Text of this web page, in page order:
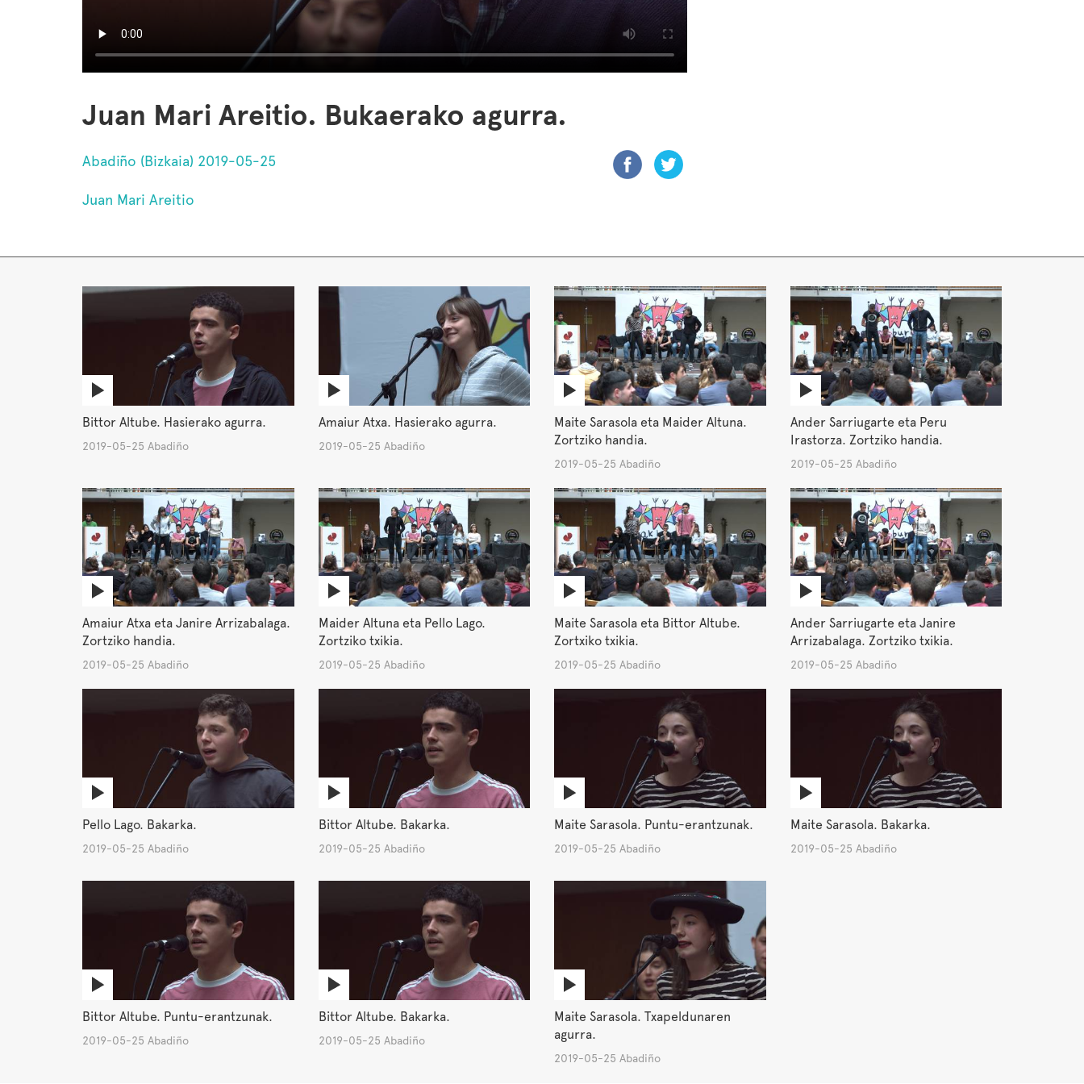
Juan Mari Areitio. Bukaerako agurra.
Abadiño (Bizkaia) 2019-05-25
Juan Mari Areitio
Bittor Altube. Hasierako agurra.
2019-05-25 Abadiño
Amaiur Atxa. Hasierako agurra.
2019-05-25 Abadiño
Maite Sarasola eta Maider Altuna.
Zortziko handia.
2019-05-25 Abadiño
Ander Sarriugarte eta Peru
Irastorza. Zortziko handia.
2019-05-25 Abadiño
Amaiur Atxa eta Janire Arrizabalaga.
Zortziko handia.
2019-05-25 Abadiño
Maider Altuna eta Pello Lago.
Zortziko txikia.
2019-05-25 Abadiño
Maite Sarasola eta Bittor Altube.
Zortxiko txikia.
2019-05-25 Abadiño
Ander Sarriugarte eta Janire
Arrizabalaga. Zortziko txikia.
2019-05-25 Abadiño
Pello Lago. Bakarka.
2019-05-25 Abadiño
Bittor Altube. Bakarka.
2019-05-25 Abadiño
Maite Sarasola. Puntu-erantzunak.
2019-05-25 Abadiño
Maite Sarasola. Bakarka.
2019-05-25 Abadiño
Bittor Altube. Puntu-erantzunak.
2019-05-25 Abadiño
Bittor Altube. Bakarka.
2019-05-25 Abadiño
Maite Sarasola. Txapeldunaren
agurra.
2019-05-25 Abadiño